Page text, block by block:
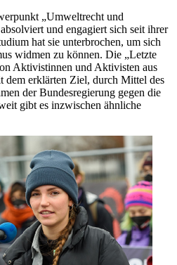
„Umweltrecht und
und engagiert sich seit ihrer
hat sie unterbrochen, um sich
widmen zu können. Die „Letzte
Aktivistinnen und Aktivisten aus
dem erklärten Ziel, durch Mittel des
der Bundesregierung gegen die
gibt es inzwischen ähnliche